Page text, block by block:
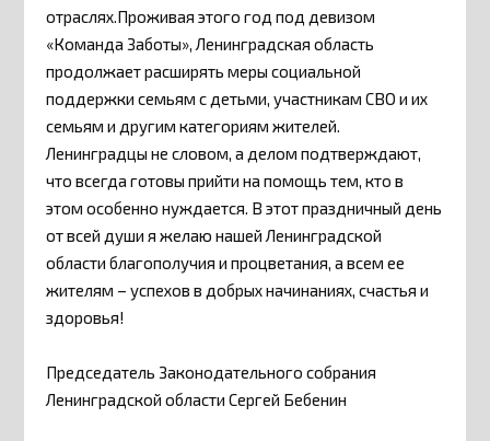
отраслях.Проживая этого год под девизом
«Команда Заботы», Ленинградская область
продолжает расширять меры социальной
поддержки семьям с детьми, участникам СВО и их
семьям и другим категориям жителей.
Ленинградцы не словом, а делом подтверждают,
что всегда готовы прийти на помощь тем, кто в
этом особенно нуждается. В этот праздничный день
от всей души я желаю нашей Ленинградской
области благополучия и процветания, а всем ее
жителям – успехов в добрых начинаниях, счастья и
здоровья!
Председатель Законодательного собрания
Ленинградской области Сергей Бебенин